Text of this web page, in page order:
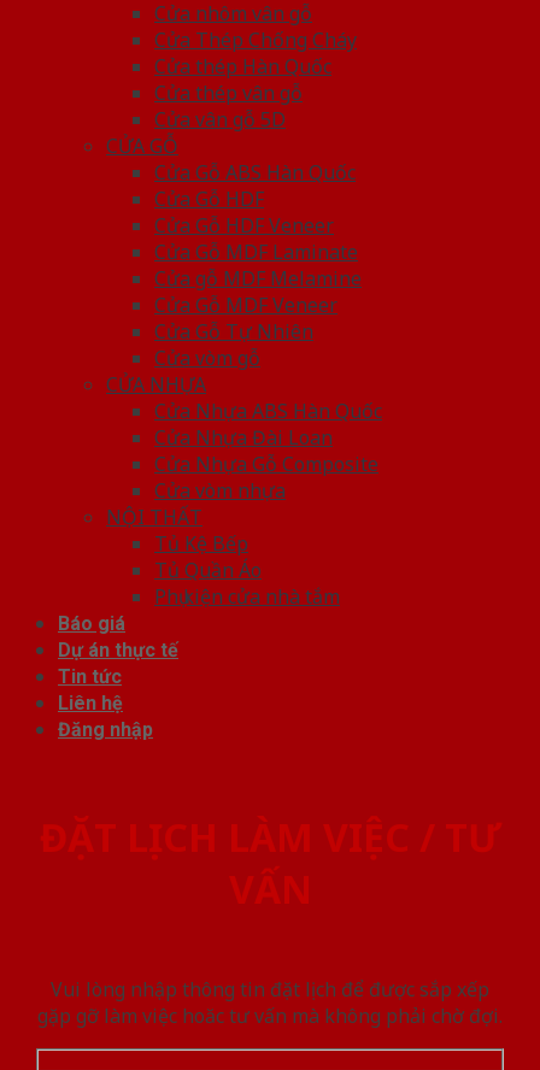
Cửa nhôm vân gỗ
Cửa Thép Chống Cháy
Cửa thép Hàn Quốc
Cửa thép vân gỗ
Cửa vân gỗ 5D
CỬA GỖ
Cửa Gỗ ABS Hàn Quốc
Cửa Gỗ HDF
Cửa Gỗ HDF Veneer
Cửa Gỗ MDF Laminate
Cửa gỗ MDF Melamine
Cửa Gỗ MDF Veneer
Cửa Gỗ Tự Nhiên
Cửa vòm gỗ
CỬA NHỰA
Cửa Nhựa ABS Hàn Quốc
Cửa Nhựa Đài Loan
Cửa Nhựa Gỗ Composite
Cửa vòm nhựa
NỘI THẤT
Tủ Kệ Bếp
Tủ Quần Áo
Phụ kiện cửa nhà tắm
Báo giá
Dự án thực tế
Tin tức
Liên hệ
Đăng nhập
ĐẶT LỊCH LÀM VIỆC / TƯ
VẤN
Vui lòng nhập thông tin đặt lịch để được sắp xếp
gặp gỡ làm việc hoăc tư vấn mà không phải chờ đợi.